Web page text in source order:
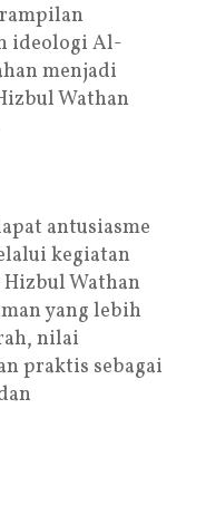
ideologi Al-
menjadi
Wathan
antusiasme
kegiatan
Wathan
yang lebih
nilai
praktis sebagai